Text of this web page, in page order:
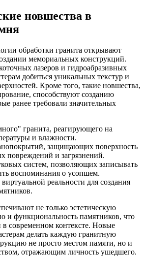
новшества в
обработки гранита открывают
мемориальных конструкций.
лазеров и гидроабразивных
добиться уникальных текстур и
Кроме того, такие новшества,
способствуют созданию
ранее требовали значительных
гранита, реагирующего на
и влажности.
защищающих поверхность
повреждений и загрязнений.
систем, позволяющих записывать
воспоминания о усопшем.
реальности для создания
не только эстетическую
и функциональность памятников, что
в современном контексте. Новые
делать каждую гранитную
не просто местом памяти, но и
отражающим личность ушедшего.